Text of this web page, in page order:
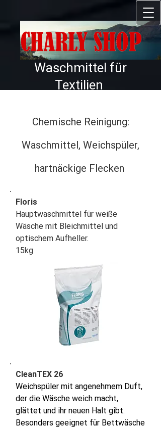
GmbH
Waschmittel für
Textilien
Chemische Reinigung:
Waschmittel, Weichspüler,
hartnäckige Flecken
Floris
Hauptwaschmittel für weiße
Wäsche mit Bleichmittel und
optischem Aufheller.
15kg
CleanTEX 26
Weichspüler mit angenehmem Duft,
der die Wäsche weich macht,
glättet und ihr neuen Halt gibt.
Besonders geeignet für Bettwäsche